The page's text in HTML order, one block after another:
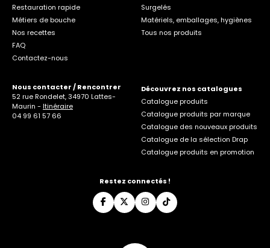
Restauration rapide
Métiers de bouche
Nos recettes
FAQ
Contactez-nous
Surgelés
Matériels, emballages, hygiènes
Tous nos produits
Nous contacter / Rencontrer
52 rue Rondelet, 34970 Lattes-
Maurin - Itinéraire
04 99 61 57 66
Découvrez nos catalogues
Catalogue produits
Catalogue produits par marque
Catalogue des nouveaux produits
Catalogue de la sélection Drap
Catalogue produits en promotion
Restez connectés !